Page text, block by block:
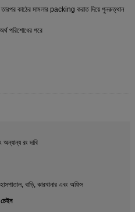
কাঠের মামলার packing করাত দিয়ে পুনরুত্থান
পরিশোধের পরে
রং দাবি
হাসপাতাল, বাড়ি, কারখানার এবং অফিস